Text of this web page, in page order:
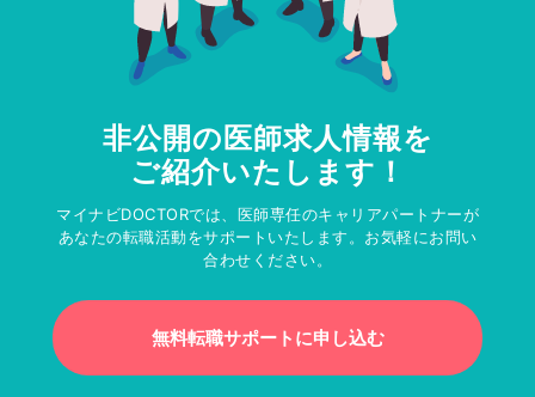
非公開の医師求人情報を
ご紹介いたします！
マイナビDOCTORでは、医師専任のキャリアパートナーが
あなたの転職活動をサポートいたします。お気軽にお問い
合わせください。
無料転職サポートに申し込む